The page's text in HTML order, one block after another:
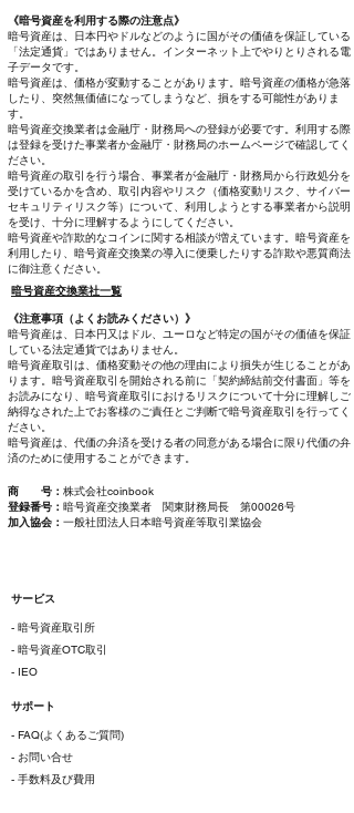
《暗号資産を利用する際の注意点》
暗号資産は、日本円やドルなどのように国がその価値を保証している
「法定通貨」ではありません。インターネット上でやりとりされる電
子データです。
暗号資産は、価格が変動することがあります。暗号資産の価格が急落
したり、突然無価値になってしまうなど、損をする可能性がありま
す。
暗号資産交換業者は金融庁・財務局への登録が必要です。利用する際
は登録を受けた事業者か金融庁・財務局のホームページで確認してく
ださい。
暗号資産の取引を行う場合、事業者が金融庁・財務局から行政処分を
受けているかを含め、取引内容やリスク（価格変動リスク、サイバー
セキュリティリスク等）について、利用しようとする事業者から説明
を受け、十分に理解するようにしてください。
暗号資産や詐欺的なコインに関する相談が増えています。暗号資産を
利用したり、暗号資産交換業の導入に便乗したりする詐欺や悪質商法
に御注意ください。
暗号資産交換業社一覧
《注意事項（よくお読みください）》
暗号資産は、日本円又はドル、ユーロなど特定の国がその価値を保証
している法定通貨ではありません。
暗号資産取引は、価格変動その他の理由により損失が生じることがあ
ります。暗号資産取引を開始される前に「契約締結前交付書面」等を
お読みになり、暗号資産取引におけるリスクについて十分に理解しご
納得なされた上でお客様のご責任とご判断で暗号資産取引を行ってく
ださい。
暗号資産は、代価の弁済を受ける者の同意がある場合に限り代価の弁
済のために使用することができます。
商 号： 株式会社coinbook
登録番号： 暗号資産交換業者 関東財務局長 第00026号
加入協会： 一般社団法人日本暗号資産等取引業協会
サービス
- 暗号資産取引所
- 暗号資産OTC取引
- IEO
サポート
- FAQ(よくあるご質問)
- お問い合せ
- 手数料及び費用